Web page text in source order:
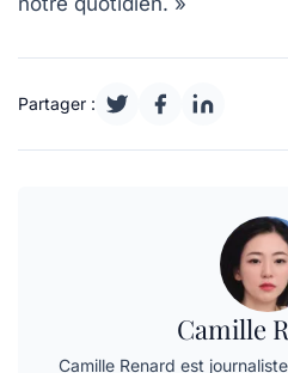
Partager :
Camille
Camille Renard est